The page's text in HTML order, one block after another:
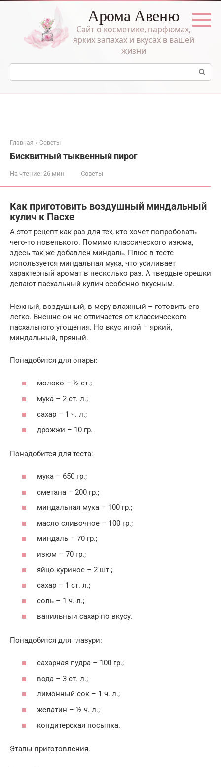
Перейти
Арома Авеню
Сайт о косметике, парфюмах,
ярких запахах и вкусах в вашей
жизни
Поиск:
Главная » Советы
Бисквитный тыквенный пирог
На чтение: 26 мин Советы
Как приготовить воздушный миндальный
кулич к Пасхе
А этот рецепт как раз для тех, кто хочет попробовать
чего-то новенького. Помимо классического изюма,
здесь так же добавлен миндаль. Плюс в тесте
используется миндальная мука, что усиливает
характерный аромат в несколько раз. А твердые орешки
делают пасхальный кулич особенно вкусным.
Нежный, воздушный, в меру влажный – готовить его
легко. Внешне он не отличается от классического
пасхального угощения. Но вкус иной – яркий,
миндальный, пряный.
Понадобится для опары:
молоко – ½ ст.;
мука – 2 ст. л.;
сахар – 1 ч. л.;
дрожжи – 10 гр.
Понадобится для теста:
мука – 650 гр.;
сметана – 200 гр.;
миндальная мука – 100 гр.;
масло сливочное – 100 гр.;
миндаль – 70 гр.;
изюм – 70 гр.;
яйцо куриное – 2 шт.;
сахар – 1 ст. л.;
соль – 1 ч. л.;
ванильный сахар по вкусу.
Понадобится для глазури:
сахарная пудра – 100 гр.;
вода – 3 ст. л.;
лимонный сок – 1 ч. л.;
желатин – ½ ч. л.;
кондитерская посыпка.
Этапы приготовления.